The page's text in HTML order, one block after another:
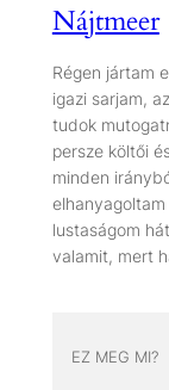
Nájtmeer
Régen jártam
igazi sarjam,
tudok
persze költői
minden
lustaságom
valamit, mert
EZ MEG MI?